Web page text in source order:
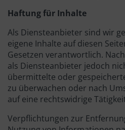
Haftung für Inhalte
Als Diensteanbieter sind wir
eigene Inhalte auf diesen
Gesetzen verantwortlich.
als Diensteanbieter jedoch
übermittelte oder
zu überwachen oder nach
auf eine rechtswidrige
Verpflichtungen zur